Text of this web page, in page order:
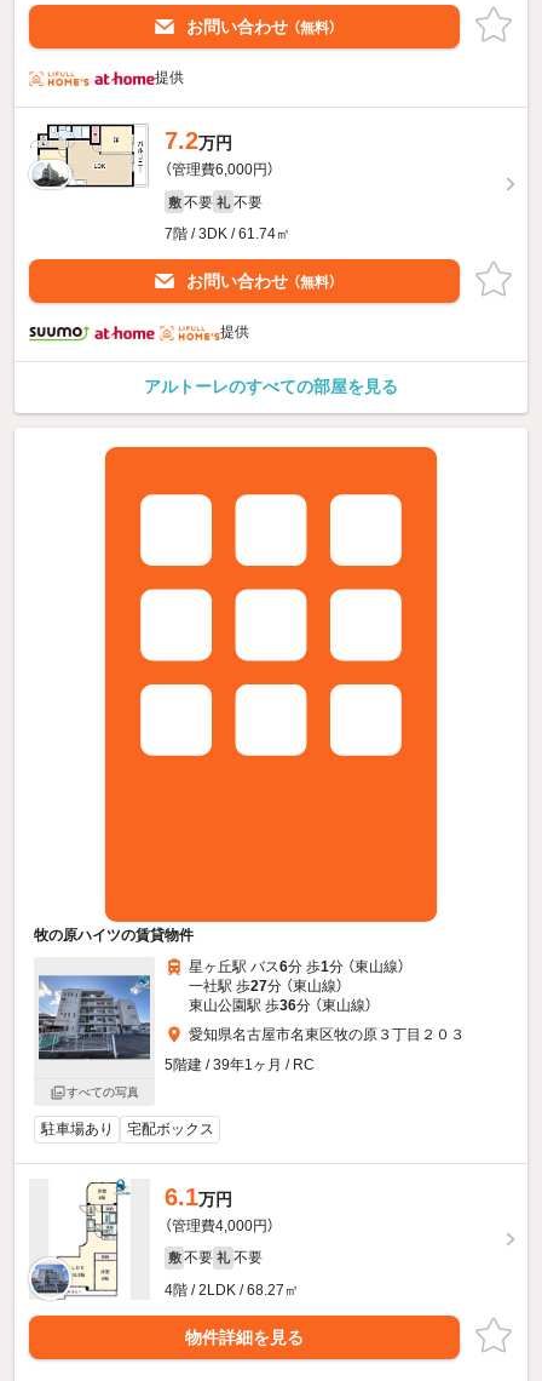
お問い合わせ （無料）
提供
7.2万円
（管理費6,000円）
敷 不要 礼 不要
7階 / 3DK / 61.74㎡
お問い合わせ （無料）
提供
アルトーレのすべての部屋を見る
牧の原ハイツの賃貸物件
すべての写真
星ヶ丘駅 バス6分 歩1分 （東山線）
一社駅 歩27分 （東山線）
東山公園駅 歩36分 （東山線）
愛知県名古屋市名東区牧の原３丁目２０３
5階建 / 39年1ヶ月 / RC
駐車場あり 宅配ボックス
6.1万円
（管理費4,000円）
敷 不要 礼 不要
4階 / 2LDK / 68.27㎡
物件詳細を見る